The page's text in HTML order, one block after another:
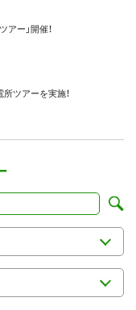
ー」開催！
所ツアーを実施！